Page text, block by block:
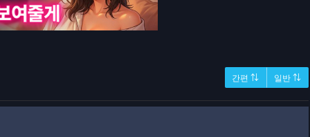
간편 ⇅ 일반 ⇅